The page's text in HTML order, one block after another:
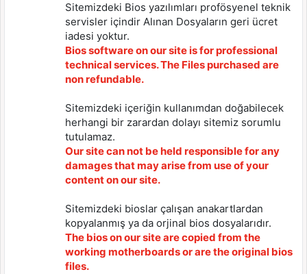
Sitemizdeki Bios yazılımları profösyenel teknik
servisler içindir Alınan Dosyaların geri ücret
iadesi yoktur.
Bios software on our site is for professional
technical services. The Files purchased are
non refundable.
Sitemizdeki içeriğin kullanımdan doğabilecek
herhangi bir zarardan dolayı sitemiz sorumlu
tutulamaz.
Our site can not be held responsible for any
damages that may arise from use of your
content on our site.
Sitemizdeki bioslar çalışan anakartlardan
kopyalanmış ya da orjinal bios dosyalarıdır.
The bios on our site are copied from the
working motherboards or are the original bios
files.